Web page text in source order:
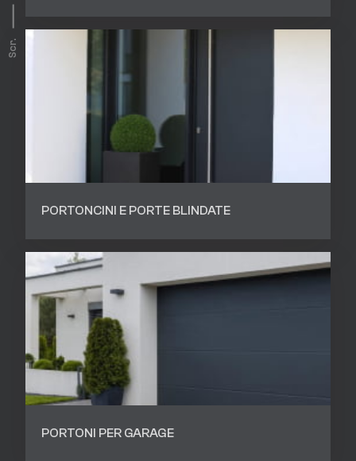
PRODOTTI
SERVIZI
CONTATTI
PORTONCINI E PORTE BLINDATE
PORTONI PER GARAGE
Scr.